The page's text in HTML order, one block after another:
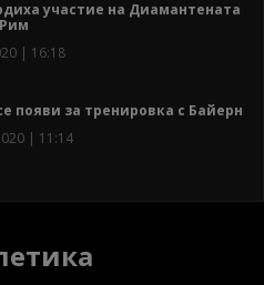
участие на Диамантената
| 16:18
появи за тренировка с Байерн
| 11:14